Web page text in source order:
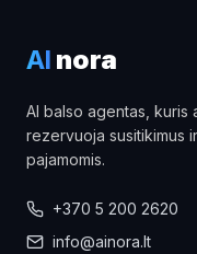
AI nora
AI balso agentas, kuris
rezervuoja susitikimus
pajamomis.
+370 5 200 2620
info@ainora.lt